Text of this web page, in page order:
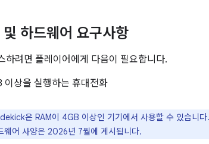
하드웨어 요구사항
하려면 플레이어에게 다음이 필요합니다.
이상을 실행하는 휴대전화
은 RAM이 4GB 이상인 기기에서 사용할 수 있습니
웨어 사양은 2026년 7월에 게시됩니다.